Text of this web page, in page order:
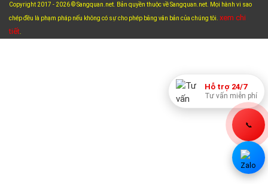
Hỗ trợ 24/7
Tư vấn miễn phí
📞
Copyright 2017 - 2026 © Sangquan.net. Bản quyền thuộc về Sangquan.net. Mọi hành vi sao
chép đều là phạm pháp nếu không có sự cho phép bằng văn bản của chúng tôi. xem chi
tiết